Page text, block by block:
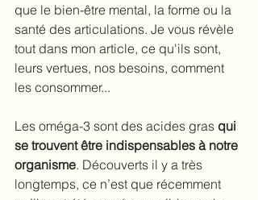
que le bien-être mental, la forme ou la
santé des articulations. Je vous révèle
tout dans mon article, ce qu'ils sont,
leurs vertues, nos besoins, comment
les consommer...
Les oméga-3 sont des acides gras qui
se trouvent être indispensables à notre
organisme. Découverts il y a très
longtemps, ce n’est que récemment